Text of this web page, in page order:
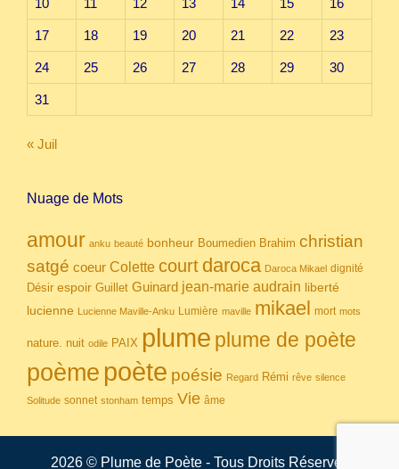
10 11 12 13 14 15 16
17 18 19 20 21 22 23
24 25 26 27 28 29 30
31
« Juil
Nuage de Mots
amour anku beauté bonheur Boumedien Brahim christian
satgé coeur Colette court daroca Daroca Mikael dignité
Désir espoir Guillet Guinard jean-marie audrain liberté
lucienne Lucienne Maville-Anku Lumière maville mikael mort mots
nature. nuit odile PAIX plume plume de poète
poème poète poésie Regard Rémi rêve silence
Solitude sonnet stonham temps Vie âme
2026 © Plume de Poète - Tous Droits Réservés